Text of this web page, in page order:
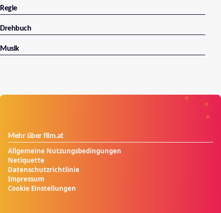
Regie
Drehbuch
Musik
Mehr über film.at
Allgemeine Nutzungsbedingungen
Netiquette
Datenschutzrichtlinie
Impressum
Cookie Einstellungen